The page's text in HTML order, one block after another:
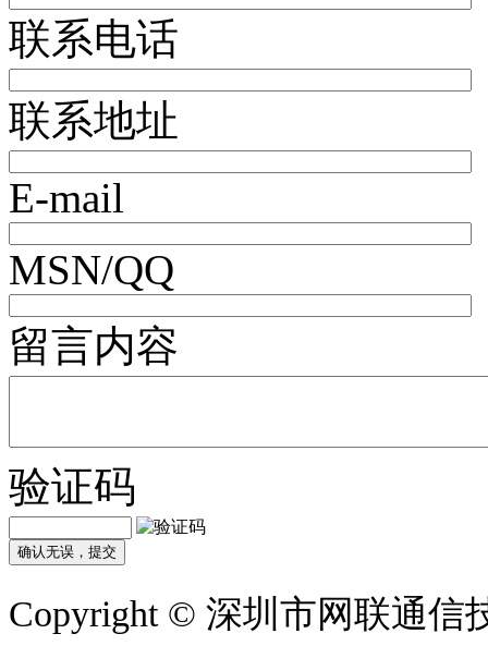
联系电话
联系地址
E-mail
MSN/QQ
留言内容
验证码
Copyright © 深圳市网联通